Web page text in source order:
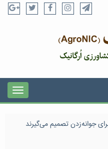
جوانه‌زدن تصمیم می‌گیرند